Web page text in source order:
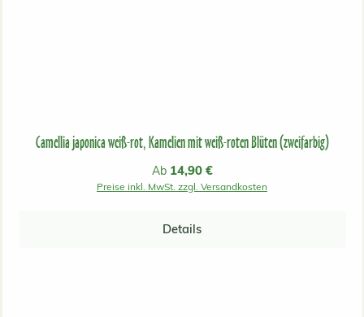
Camellia japonica weiß-rot, Kamelien mit weiß-roten Blüten (zweifarbig)
Regulärer Preis:
Ab 14,90 €
Preise inkl. MwSt. zzgl. Versandkosten
Details